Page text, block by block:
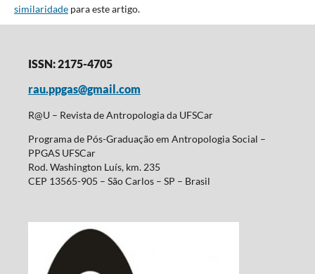
similaridadepara este artigo.
ISSN: 2175-4705
rau.ppgas@gmail.com
R@U – Revista de Antropologia da UFSCar
Programa de Pós-Graduação em Antropologia Social –
PPGAS UFSCar
Rod. Washington Luís, km. 235
CEP 13565-905 – São Carlos – SP – Brasil